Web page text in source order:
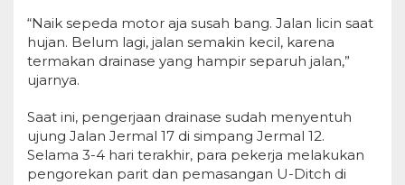
“Naik sepeda motor aja susah bang. Jalan licin saat
hujan. Belum lagi, jalan semakin kecil, karena
termakan drainase yang hampir separuh jalan,”
ujarnya.
Saat ini, pengerjaan drainase sudah menyentuh
ujung Jalan Jermal 17 di simpang Jermal 12.
Selama 3-4 hari terakhir, para pekerja melakukan
pengorekan parit dan pemasangan U-Ditch di